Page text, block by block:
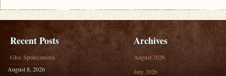
Recent Posts
Głos Społeczności
August 8, 2026
Archives
August 2026
July 2026